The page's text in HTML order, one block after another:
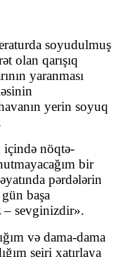
soyudulmuş
olan qarışıq
yaranması
yerin soyuq
içində nöqtə-
bir
pərdələrin
başa
– sevginizdir».
və dama-dama
şeiri xatırlaya